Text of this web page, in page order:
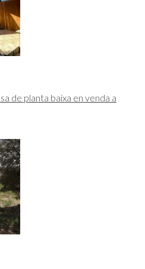
de planta baixa en venda a